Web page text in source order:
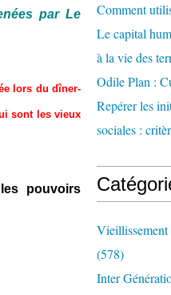
par Le
lors du dîner-
sont les vieux
pouvoirs
Comment
Le capital
à la vie des
Odile Plan :
Repérer les
sociales :
(578)
Inter